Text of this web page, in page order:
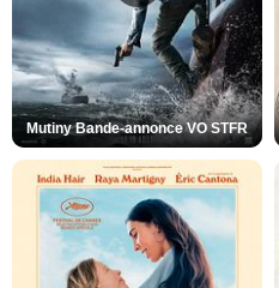
Mutiny Bande-annonce VO STFR